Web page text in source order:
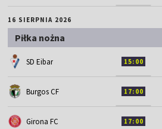
16 SIERPNIA 2026
Piłka nożna
SD Eibar 15:00
Burgos CF 17:00
Girona FC 17:00